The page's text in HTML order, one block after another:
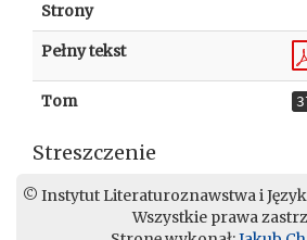
Strony
Pełny tekst
Tom
Streszczenie
© Instytut Literaturoznawstwa i
Wszystkie prawa